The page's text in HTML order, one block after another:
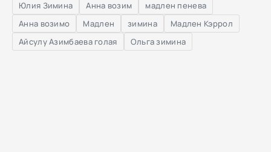
Юлия Зимина
Анна возим
мадлен пенева
Анна возимо
Мадлен зимина
Мадлен Кэррол
Айсулу Азимбаева голая
Ольга зимина